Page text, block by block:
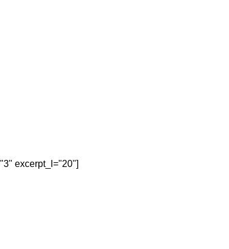
excerpt_l="20"]